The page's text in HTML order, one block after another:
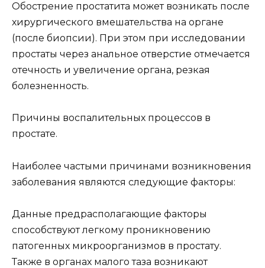
Обострение простатита может возникать после
хирургического вмешательства на органе
(после биопсии). При этом при исследовании
простаты через анальное отверстие отмечается
отечность и увеличение органа, резкая
болезненность.
Причины воспалительных процессов в
простате.
Наиболее частыми причинами возникновения
заболевания являются следующие факторы:
Данные предрасполагающие факторы
способствуют легкому проникновению
патогенных микроорганизмов в простату.
Также в органах малого таза возникают